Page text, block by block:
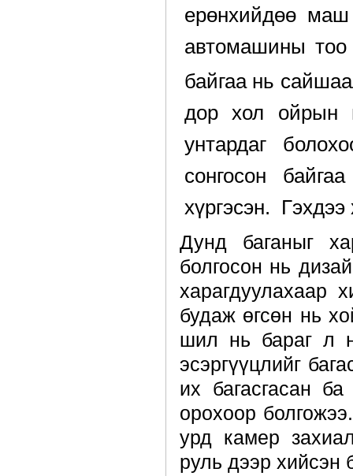
ерөнхийдөө маш
автомашины тоо
байгаа нь
дор хол ойрын
унтардаг
сонгосон
хүргэсэн.
Дунд баганыг
болгосон нь
харагдуулахаар
будаж өгсөн нь
шил нь бараг л
эсэргүүцлийг
их багасгасан
орохоор
урд камер
руль дээр хийсэн